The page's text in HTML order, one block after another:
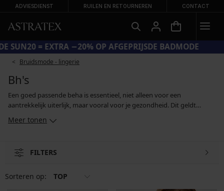
ADVIESDIENST RUILEN EN RETOURNEREN CONTACT
CODE SUN20 = EXTRA −20% OP AFGEPRIJSDE BADMODE
Bruidsmode - lingerie
Bh's
Een goed passende beha is essentieel, niet alleen voor een
aantrekkelijk uiterlijk, maar vooral voor je gezondheid. Dit geldt
ideale beha combineert een comfortabele pasvorm met stijlvol
niet-verstevigde modellen, romantische bralettes en sportbeha's van
Meer tonen
FILTERS
Sorteren op: TOP